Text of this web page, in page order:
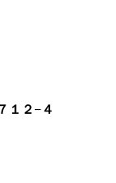
１２−４